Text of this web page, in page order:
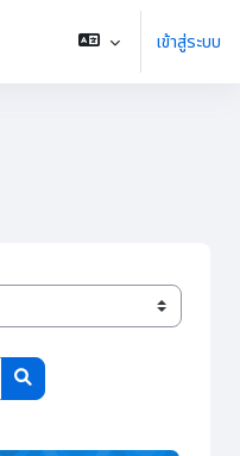
เข้าสู่ระบบ
ค้นหารายวิชา